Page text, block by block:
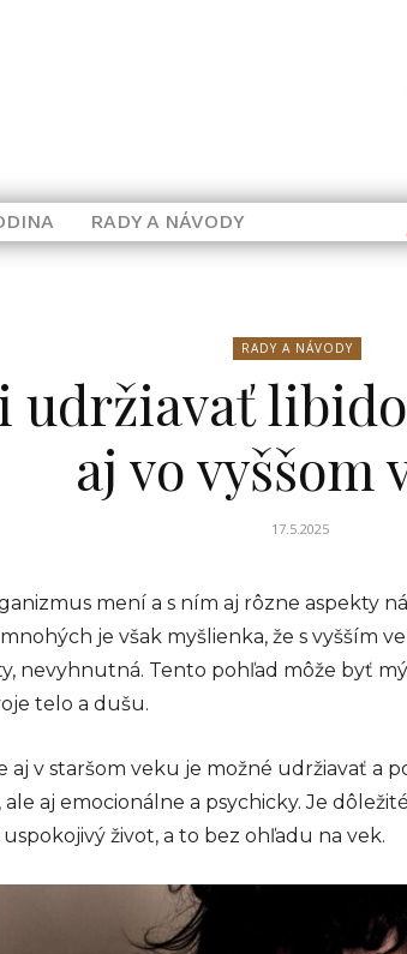
RADY A NÁVODY
RADY A NÁVODY
udržiavať
aj vo vyššom
17.5.2025
mení a s ním aj rôzne aspekty
je však myšlienka, že s vyšším
nevyhnutná. Tento pohľad môže byť
telo a dušu.
aj v staršom veku je možné udržiavať a
aj emocionálne a psychicky. Je
život, a to bez ohľadu na vek.